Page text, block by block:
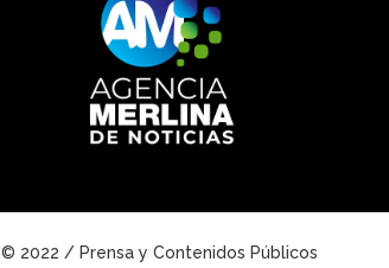
© 2022 / Prensa y Contenidos Públicos